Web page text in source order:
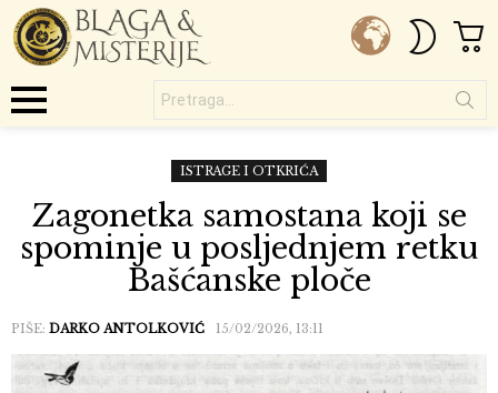
SKIN
ISTRAGE I OTKRIĆA
Zagonetka samostana koji se
spominje u posljednjem retku
Bašćanske ploče
PIŠE: DARKO ANTOLKOVIĆ 15/02/2026, 13:11